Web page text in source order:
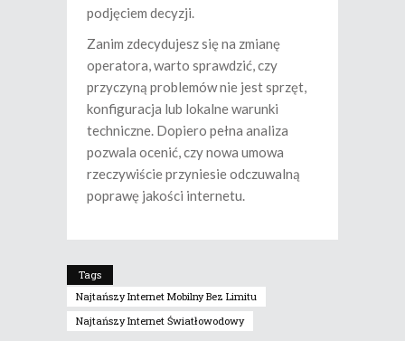
podjęciem decyzji.
Zanim zdecydujesz się na zmianę
operatora, warto sprawdzić, czy
przyczyną problemów nie jest sprzęt,
konfiguracja lub lokalne warunki
techniczne. Dopiero pełna analiza
pozwala ocenić, czy nowa umowa
rzeczywiście przyniesie odczuwalną
poprawę jakości internetu.
Tags
Najtańszy Internet Mobilny Bez Limitu
Najtańszy Internet Światłowodowy